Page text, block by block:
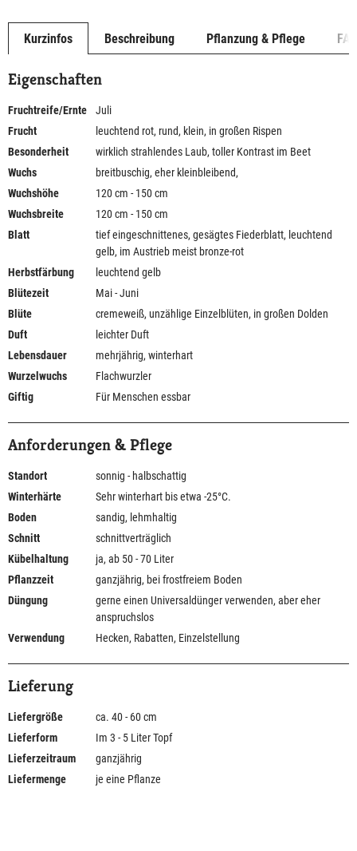
Kurzinfos Beschreibung Pflanzung & Pflege
Eigenschaften
Fruchtreife/Ernte
Juli
Frucht
leuchtend rot, rund, klein, in großen Rispen
Besonderheit
wirklich strahlendes Laub, toller Kontrast im Beet
Wuchs
breitbuschig, eher kleinbleibend,
Wuchshöhe
120 cm - 150 cm
Wuchsbreite
120 cm - 150 cm
Blatt
tief eingeschnittenes, gesägtes Fiederblatt, leuchtend
gelb, im Austrieb meist bronze-rot
Herbstfärbung
leuchtend gelb
Blütezeit
Mai - Juni
Blüte
cremeweiß, unzählige Einzelblüten, in großen Dolden
Duft
leichter Duft
Lebensdauer
mehrjährig, winterhart
Wurzelwuchs
Flachwurzler
Giftig
Für Menschen essbar
Anforderungen & Pflege
Standort
sonnig - halbschattig
Winterhärte
Sehr winterhart bis etwa -25°C.
Boden
sandig, lehmhaltig
Schnitt
schnittverträglich
Kübelhaltung
ja, ab 50 - 70 Liter
Pflanzzeit
ganzjährig, bei frostfreiem Boden
Düngung
gerne einen Universaldünger verwenden, aber eher
anspruchslos
Verwendung
Hecken, Rabatten, Einzelstellung
Lieferung
Liefergröße
ca. 40 - 60 cm
Lieferform
Im 3 - 5 Liter Topf
Lieferzeitraum
ganzjährig
Liefermenge
je eine Pflanze